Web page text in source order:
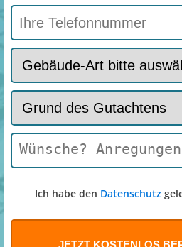
Ich habe den Datenschutz